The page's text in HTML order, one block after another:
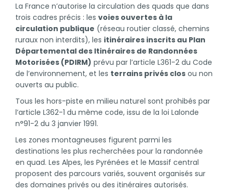
La France n’autorise la circulation des quads que dans
trois cadres précis : les voies ouvertes à la
circulation publique (réseau routier classé, chemins
ruraux non interdits), les itinéraires inscrits au Plan
Départemental des Itinéraires de Randonnées
Motorisées (PDIRM) prévu par l’article L361-2 du Code
de l’environnement, et les terrains privés clos ou non
ouverts au public.
Tous les hors-piste en milieu naturel sont prohibés par
l’article L362-1 du même code, issu de la loi Lalonde
n°91-2 du 3 janvier 1991.
Les zones montagneuses figurent parmi les
destinations les plus recherchées pour la randonnée
en quad. Les Alpes, les Pyrénées et le Massif central
proposent des parcours variés, souvent organisés sur
des domaines privés ou des itinéraires autorisés.